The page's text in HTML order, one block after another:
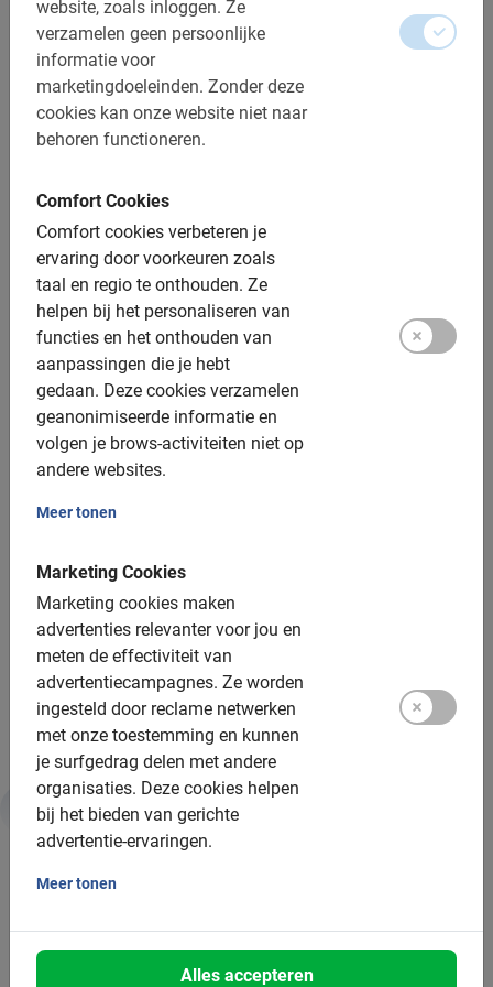
website, zoals inloggen. Ze
verzamelen geen persoonlijke
informatie voor
marketingdoeleinden. Zonder deze
cookies kan onze website niet naar
behoren functioneren.
Comfort Cookies
Comfort cookies verbeteren je
ervaring door voorkeuren zoals
taal en regio te onthouden. Ze
helpen bij het personaliseren van
functies en het onthouden van
aanpassingen die je hebt
gedaan. Deze cookies verzamelen
geanonimiseerde informatie en
volgen je brows-activiteiten niet op
andere websites.
Meer tonen
Marketing Cookies
Marketing cookies maken
advertenties relevanter voor jou en
meten de effectiviteit van
advertentiecampagnes. Ze worden
ingesteld door reclame netwerken
met onze toestemming en kunnen
je surfgedrag delen met andere
organisaties. Deze cookies helpen
bij het bieden van gerichte
advertentie-ervaringen.
Meer tonen
Alles accepteren
Reserveren is verplicht
Studententours hebben speciale voorwaarden, neem
contact op via info@bajabikes.eu
Per 15 studenten kan 1 docent gratis mee
Inclusief:
Gebruik van de fiets
De Nederlandse gids
Een top ervaring!
Fotomomenten
Gemiddelde groepsgrootte: 15 deelnemers
Minimum aantal: 2 deelnemers
Per 20 deelnemers wordt een extra gids ingezet
Bij grotere groepen zetten we meer gidsen in
Duurzaamheid & MVO
Fietstours zijn een vorm van duurzaam toerisme